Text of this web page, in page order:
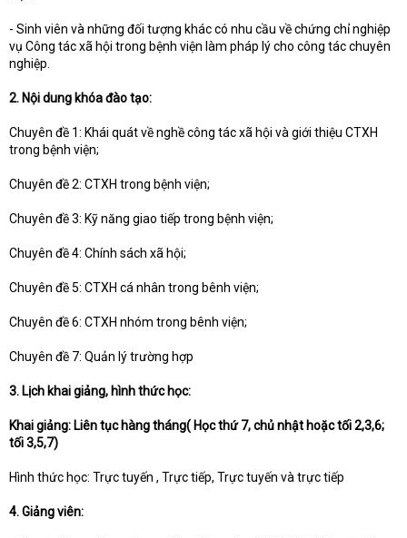
- Sinh viên và những đối tượng khác có nhu cầu về chứng chỉ nghiệp
vụ Công tác xã hội trong bệnh viện làm pháp lý cho công tác chuyên
nghiệp.
2. Nội dung khóa đào tạo:
Chuyên đề 1: Khái quát về nghề công tác xã hội và giới thiệu CTXH
trong bệnh viện;
Chuyên đề 2: CTXH trong bệnh viện;
Chuyên đề 3: Kỹ năng giao tiếp trong bệnh viện;
Chuyên đề 4: Chính sách xã hội;
Chuyên đề 5: CTXH cá nhân trong bênh viện;
Chuyên đề 6: CTXH nhóm trong bênh viện;
Chuyên đề 7: Quản lý trường hợp
3. Lịch khai giảng, hình thức học:
Khai giảng: Liên tục hàng tháng( Học thứ 7, chủ nhật hoặc tối 2,3,6;
tối 3,5,7)
Hình thức học: Trực tuyến , Trực tiếp, Trực tuyến và trực tiếp
4. Giảng viên: